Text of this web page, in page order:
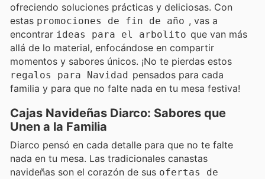
ofreciendo soluciones prácticas y deliciosas. Con
estas promociones de fin de año , vas a
encontrar ideas para el arbolito que van más
allá de lo material, enfocándose en compartir
momentos y sabores únicos. ¡No te pierdas estos
regalos para Navidad pensados para cada
familia y para que no falte nada en tu mesa festiva!
Cajas Navideñas Diarco: Sabores que
Unen a la Familia
Diarco pensó en cada detalle para que no te falte
nada en tu mesa. Las tradicionales canastas
navideñas son el corazón de sus ofertas de